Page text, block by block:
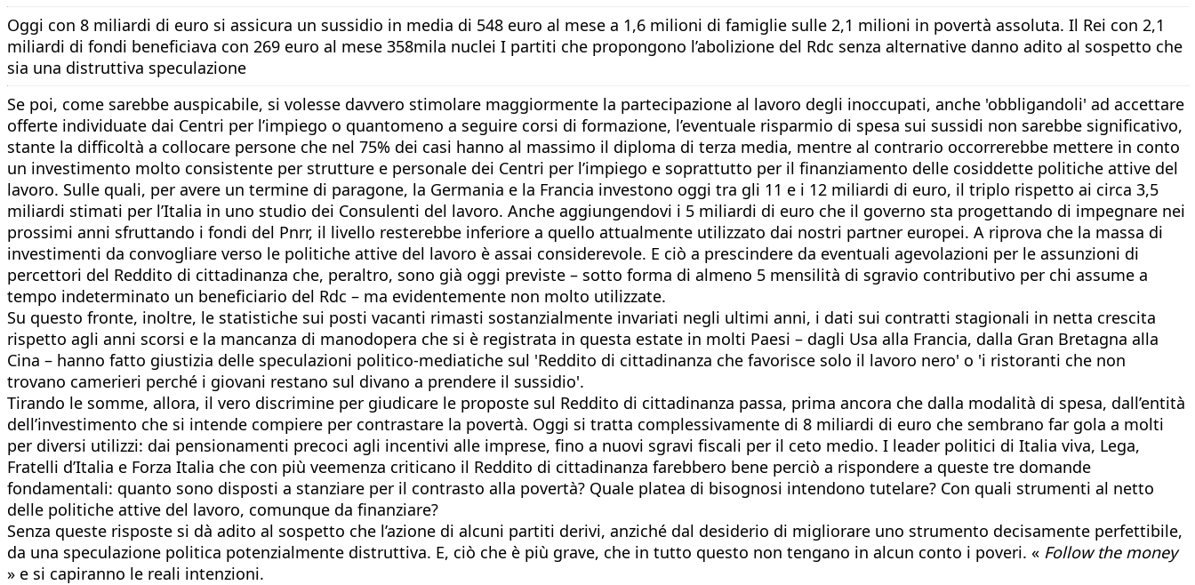
Oggi con 8 miliardi di euro si assicura un sussidio in media di 548 euro al mese a 1,6 milioni di famiglie sulle 2,1 milioni in povertà assoluta. Il Rei con 2,1
miliardi di fondi beneficiava con 269 euro al mese 358mila nuclei I partiti che propongono l’abolizione del Rdc senza alternative danno adito al sospetto che
sia una distruttiva speculazione
Se poi, come sarebbe auspicabile, si volesse davvero stimolare maggiormente la partecipazione al lavoro degli inoccupati, anche 'obbligandoli' ad accettare
offerte individuate dai Centri per l’impiego o quantomeno a seguire corsi di formazione, l’eventuale risparmio di spesa sui sussidi non sarebbe significativo,
stante la difficoltà a collocare persone che nel 75% dei casi hanno al massimo il diploma di terza media, mentre al contrario occorrerebbe mettere in conto
un investimento molto consistente per strutture e personale dei Centri per l’impiego e soprattutto per il finanziamento delle cosiddette politiche attive del
lavoro. Sulle quali, per avere un termine di paragone, la Germania e la Francia investono oggi tra gli 11 e i 12 miliardi di euro, il triplo rispetto ai circa 3,5
miliardi stimati per l’Italia in uno studio dei Consulenti del lavoro. Anche aggiungendovi i 5 miliardi di euro che il governo sta progettando di impegnare nei
prossimi anni sfruttando i fondi del Pnrr, il livello resterebbe inferiore a quello attualmente utilizzato dai nostri partner europei. A riprova che la massa di
investimenti da convogliare verso le politiche attive del lavoro è assai considerevole. E ciò a prescindere da eventuali agevolazioni per le assunzioni di
percettori del Reddito di cittadinanza che, peraltro, sono già oggi previste – sotto forma di almeno 5 mensilità di sgravio contributivo per chi assume a
tempo indeterminato un beneficiario del Rdc – ma evidentemente non molto utilizzate.
Su questo fronte, inoltre, le statistiche sui posti vacanti rimasti sostanzialmente invariati negli ultimi anni, i dati sui contratti stagionali in netta crescita
rispetto agli anni scorsi e la mancanza di manodopera che si è registrata in questa estate in molti Paesi – dagli Usa alla Francia, dalla Gran Bretagna alla
Cina – hanno fatto giustizia delle speculazioni politico-mediatiche sul 'Reddito di cittadinanza che favorisce solo il lavoro nero' o 'i ristoranti che non
trovano camerieri perché i giovani restano sul divano a prendere il sussidio'.
Tirando le somme, allora, il vero discrimine per giudicare le proposte sul Reddito di cittadinanza passa, prima ancora che dalla modalità di spesa, dall’entità
dell’investimento che si intende compiere per contrastare la povertà. Oggi si tratta complessivamente di 8 miliardi di euro che sembrano far gola a molti
per diversi utilizzi: dai pensionamenti precoci agli incentivi alle imprese, fino a nuovi sgravi fiscali per il ceto medio. I leader politici di Italia viva, Lega,
Fratelli d’Italia e Forza Italia che con più veemenza criticano il Reddito di cittadinanza farebbero bene perciò a rispondere a queste tre domande
fondamentali: quanto sono disposti a stanziare per il contrasto alla povertà? Quale platea di bisognosi intendono tutelare? Con quali strumenti al netto
delle politiche attive del lavoro, comunque da finanziare?
Senza queste risposte si dà adito al sospetto che l’azione di alcuni partiti derivi, anziché dal desiderio di migliorare uno strumento decisamente perfettibile,
da una speculazione politica potenzialmente distruttiva. E, ciò che è più grave, che in tutto questo non tengano in alcun conto i poveri. « Follow the money
» e si capiranno le reali intenzioni.